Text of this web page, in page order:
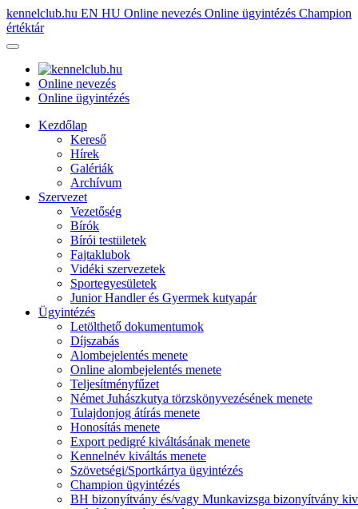
kennelclub.hu EN HU Online nevezés Online ügyintézés Champion
értéktár
Online nevezés
Online ügyintézés
Kezdőlap
Kereső
Hírek
Galériák
Archívum
Szervezet
Vezetőség
Bírók
Bírói testületek
Fajtaklubok
Vidéki szervezetek
Sportegyesületek
Junior Handler és Gyermek kutyapár
Ügyintézés
Letölthető dokumentumok
Díjszabás
Alombejelentés menete
Online alombejelentés menete
Teljesítményfűzet
Német Juhászkutya törzskönyvezésének menete
Tulajdonjog átírás menete
Honosítás menete
Export pedigré kiváltásának menete
Kennelnév kiváltás menete
Szövetségi/Sportkártya ügyintézés
Champion ügyintézés
BH bizonyítvány és/vagy Munkavizsga bizonyítvány